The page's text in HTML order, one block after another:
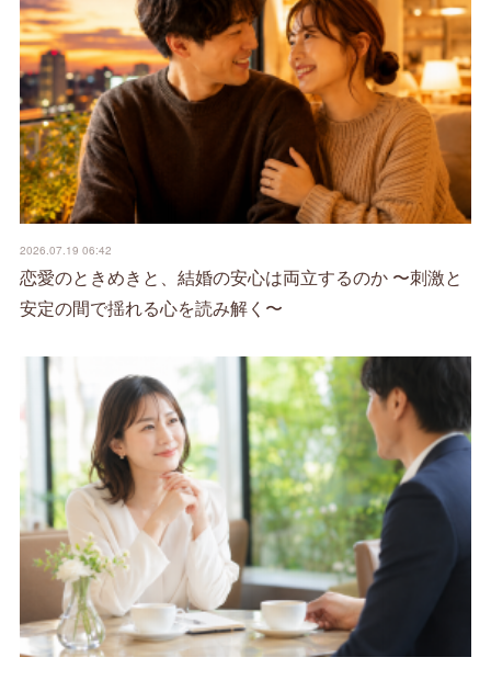
2026.07.19 06:42
恋愛のときめきと、結婚の安心は両立するのか 〜刺激と
安定の間で揺れる心を読み解く〜